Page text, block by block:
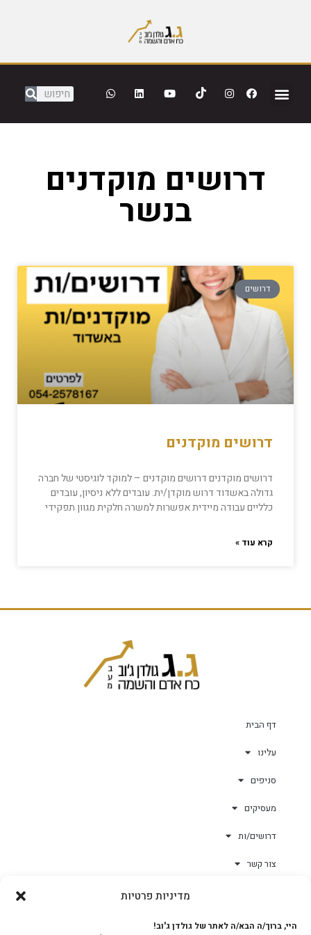
מדיניות פרטיות
היי, ברוך/ה הבא/ה לאתר של גולדן ג'וב!
דרושים מוקדנים
בנשר
דרושים
דרושים מוקדנים
דרושים מוקדנים דרושים מוקדנים – למוקד לוגיסטי של חברה
גדולה באשדוד דרוש מוקדן/ית. עובדים ללא ניסיון, עובדים
כלליים עבודה מיידית אפשרות למשרה חלקית מגוון תפקידי
קרא עוד »
דף הבית
עלינו
סניפים
מעסיקים
דרושים/ות
צור קשר